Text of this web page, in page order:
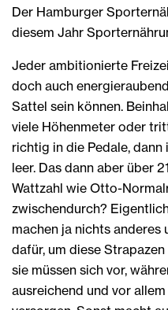
Der Hamburger
diesem Jahr
Jeder ambitionierte
doch auch
Sattel sein können.
viele Höhenmeter oder
richtig in die Pedale,
leer. Das dann aber über
Wattzahl wie Otto-
zwischendurch?
machen ja nichts
dafür, um diese
sie müssen sich vor,
ausreichend und vor